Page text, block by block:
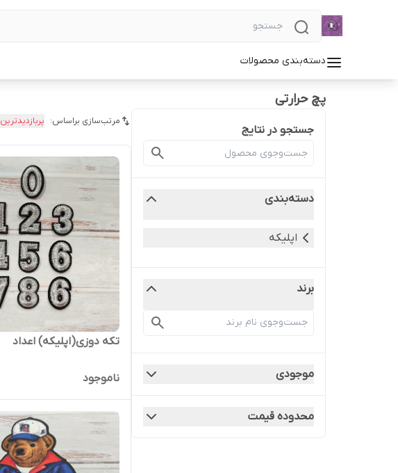
دسته‌بندی محصولات
پچ حرارتی
جستجو در نتایج
دسته‌بندی
اپلیکه
برند
موجودی
محدوده قیمت
مرتب‌سازی براساس: پربازدیدترین
تکه دوزی(اپلیکه) اعداد
ناموجود